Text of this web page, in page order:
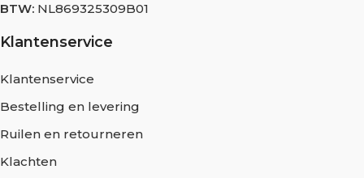
BTW: NL869325309B01
Klantenservice
Klantenservice
Bestelling en levering
Ruilen en retourneren
Klachten